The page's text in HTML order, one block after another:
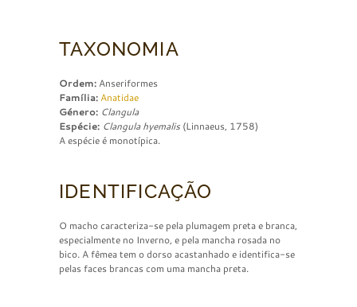
TAXONOMIA
Ordem: Anseriformes
Família: Anatidae
Género: Clangula
Espécie: Clangula hyemalis(Linnaeus, 1758)
A espécie é monotípica.
IDENTIFICAÇÃO
O macho caracteriza-se pela plumagem preta e branca,
especialmente no Inverno, e pela mancha rosada no
bico. A fêmea tem o dorso acastanhado e identifica-se
pelas faces brancas com uma mancha preta.